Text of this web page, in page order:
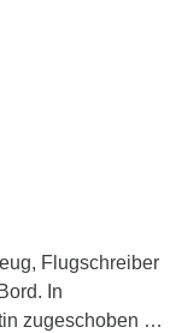
Flugschreiber
In
zugeschoben …